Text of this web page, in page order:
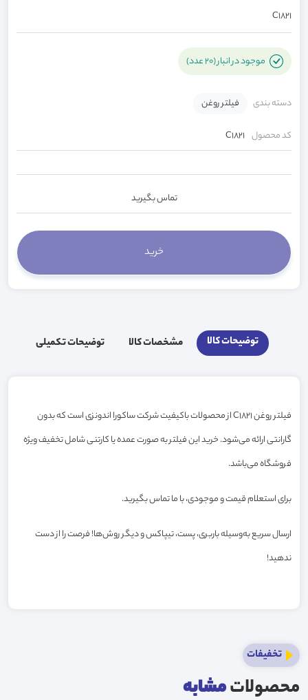
C1821
موجود در انبار (20 عدد)
دسته بندی فیلتر روغن
کد محصول C1821
تماس بگیرید
توضیحات کالا مشخصات کالا توضیحات تکمیلی
فیلتر روغن C1821 از محصولات باکیفیت شرکت ساکورا اندونزی است که بدون
گارانتی ارائه می‌شود. خرید این فیلتر به صورت عمده یا کارتنی شامل تخفیف ویژه
فروشگاه می‌باشد.
برای استعلام قیمت و موجودی، با ما تماس بگیرید.
ارسال سریع به‌وسیله باربری، پست، تیپاکس و دیگر روش‌ها! فرصت را از دست
ندهید!
تخفیفات
محصولاتمشابه